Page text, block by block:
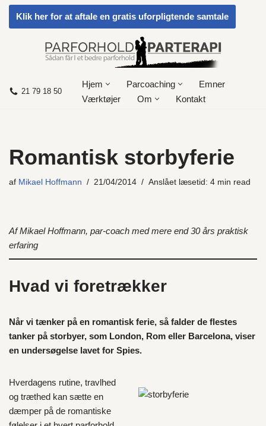
Spring
Klik her for at aftale en gratis uforpligtende samtale
21 79 18 50
Hjem Parcoaching
Emner
Værktøjer
Om Kontakt
Romantisk storbyferie
af Mikael Hoffmann 21/04/2014 Anslået læsetid: 4 min read
Af Mikael Hoffmann, par-coach med mere end 30 års praktisk
erfaring
Hvad vi foretrækker
Når vi tænker på en romantisk ferie, så falder de flestes
tanker på storbyer, som London, Rom eller Barcelona, viser
en undersøgelse lavet for Spies.
Hverdagens rutine, travlhed
og træthed kan sætte en
dæmper på de romantiske